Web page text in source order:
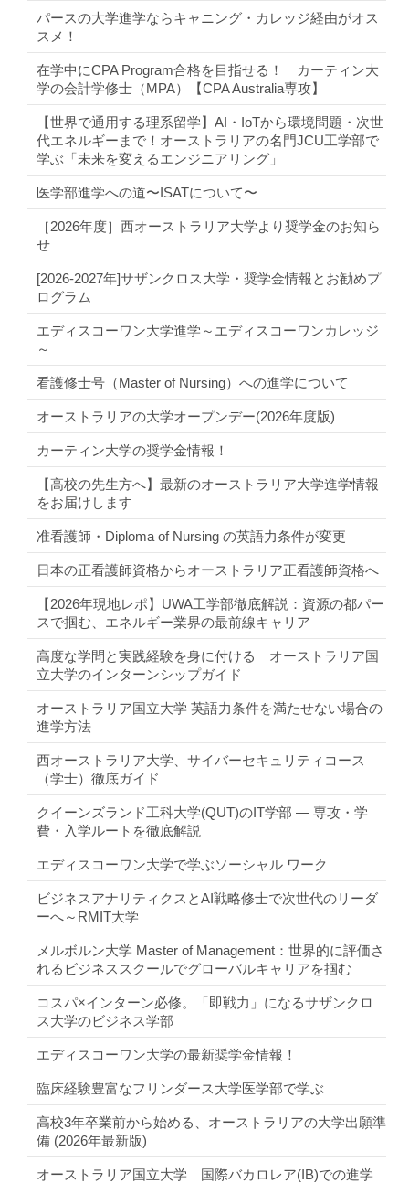
パースの大学進学ならキャニング・カレッジ経由がオス
スメ！
在学中にCPA Program合格を目指せる！ カーティン大
学の会計学修士（MPA）【CPA Australia専攻】
【世界で通用する理系留学】AI・IoTから環境問題・次世
代エネルギーまで！オーストラリアの名門JCU工学部で
学ぶ「未来を変えるエンジニアリング」
医学部進学への道〜ISATについて〜
［2026年度］西オーストラリア大学より奨学金のお知ら
せ
[2026-2027年]サザンクロス大学・奨学金情報とお勧めプ
ログラム
エディスコーワン大学進学～エディスコーワンカレッジ
～
看護修士号（Master of Nursing）への進学について
オーストラリアの大学オープンデー(2026年度版)
カーティン大学の奨学金情報！
【高校の先生方へ】最新のオーストラリア大学進学情報
をお届けします
准看護師・Diploma of Nursing の英語力条件が変更
日本の正看護師資格からオーストラリア正看護師資格へ
【2026年現地レポ】UWA工学部徹底解説：資源の都パー
スで掴む、エネルギー業界の最前線キャリア
高度な学問と実践経験を身に付ける オーストラリア国
立大学のインターンシップガイド
オーストラリア国立大学 英語力条件を満たせない場合の
進学方法
西オーストラリア大学、サイバーセキュリティコース
（学士）徹底ガイド
クイーンズランド工科大学(QUT)のIT学部 ― 専攻・学
費・入学ルートを徹底解説
エディスコーワン大学で学ぶソーシャル ワーク
ビジネスアナリティクスとAI戦略修士で次世代のリーダ
ーへ～RMIT大学
メルボルン大学 Master of Management：世界的に評価さ
れるビジネススクールでグローバルキャリアを掴む
コスパ×インターン必修。「即戦力」になるサザンクロ
ス大学のビジネス学部
エディスコーワン大学の最新奨学金情報！
臨床経験豊富なフリンダース大学医学部で学ぶ
高校3年卒業前から始める、オーストラリアの大学出願準
備 (2026年最新版)
オーストラリア国立大学 国際バカロレア(IB)での進学